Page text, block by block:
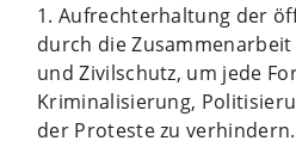
1. Aufrechterhaltung der
durch die
und Zivilschutz, um jede
Kriminalisierung,
der Proteste zu verhindern.